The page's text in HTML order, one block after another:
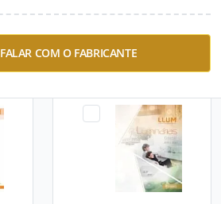
FALAR COM O FABRICANTE